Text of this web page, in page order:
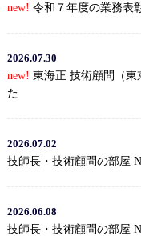
new! 令和７年度の業務表
2026.07.30
new! 東海正 技術顧問（東
た
2026.07.02
技師長・技術顧問の部屋
2026.06.08
技師長・技術顧問の部屋